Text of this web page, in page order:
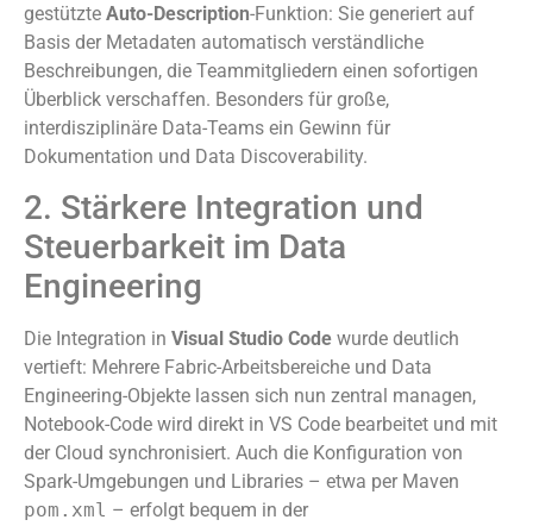
gestützte Auto-Description-Funktion: Sie generiert auf
Basis der Metadaten automatisch verständliche
Beschreibungen, die Teammitgliedern einen sofortigen
Überblick verschaffen. Besonders für große,
interdisziplinäre Data-Teams ein Gewinn für
Dokumentation und Data Discoverability.
2. Stärkere Integration und
Steuerbarkeit im Data
Engineering
Die Integration in Visual Studio Code wurde deutlich
vertieft: Mehrere Fabric-Arbeitsbereiche und Data
Engineering-Objekte lassen sich nun zentral managen,
Notebook-Code wird direkt in VS Code bearbeitet und mit
der Cloud synchronisiert. Auch die Konfiguration von
Spark-Umgebungen und Libraries – etwa per Maven
pom.xml – erfolgt bequem in der